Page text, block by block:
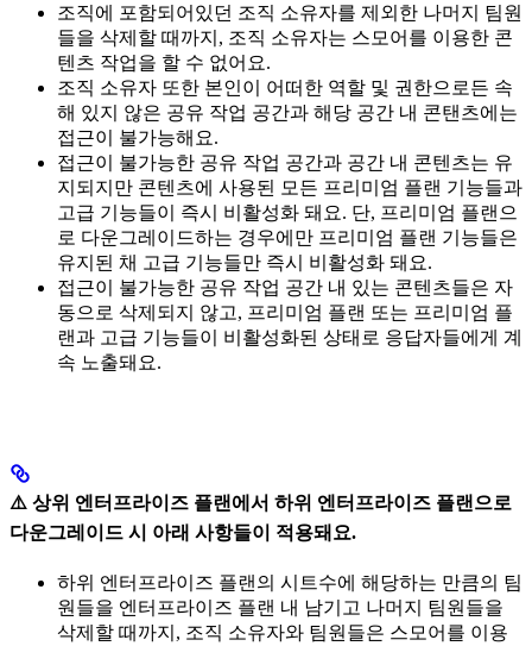
조직에 포함되어있던 조직 소유자를 제외한 나머지 팀원
들을 삭제할 때까지, 조직 소유자는 스모어를 이용한 콘
텐츠 작업을 할 수 없어요.
조직 소유자 또한 본인이 어떠한 역할 및 권한으로든 속
해 있지 않은 공유 작업 공간과 해당 공간 내 콘탠츠에는
접근이 불가능해요.
접근이 불가능한 공유 작업 공간과 공간 내 콘텐츠는 유
지되지만 콘텐츠에 사용된 모든 프리미엄 플랜 기능들과
고급 기능들이 즉시 비활성화 돼요. 단, 프리미엄 플랜으
로 다운그레이드하는 경우에만 프리미엄 플랜 기능들은
유지된 채 고급 기능들만 즉시 비활성화 돼요.
접근이 불가능한 공유 작업 공간 내 있는 콘텐츠들은 자
동으로 삭제되지 않고, 프리미엄 플랜 또는 프리미엄 플
랜과 고급 기능들이 비활성화된 상태로 응답자들에게 계
속 노출돼요.
⚠️ 상위 엔터프라이즈 플랜에서 하위 엔터프라이즈 플랜으로
다운그레이드 시 아래 사항들이 적용돼요.
하위 엔터프라이즈 플랜의 시트수에 해당하는 만큼의 팀
원들을 엔터프라이즈 플랜 내 남기고 나머지 팀원들을
삭제할 때까지, 조직 소유자와 팀원들은 스모어를 이용